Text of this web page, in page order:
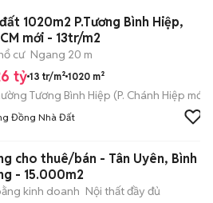
1020m2 P.Tương Bình Hiệp,
mới - 13tr/m2
cư Ngang 20 m
tỷ13 tr/m² 1020 m²
Tương Bình Hiệp (P. Chánh Hiệp mới)
Đồng Nhà Đất
cho thuê/bán - Tân Uyên, Bình
- 15.000m2
kinh doanh Nội thất đầy đủ